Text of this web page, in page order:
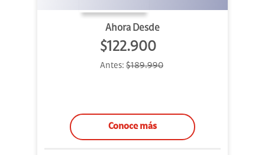
Ahora Desde
$122.900
Antes: $189.990
Conoce más